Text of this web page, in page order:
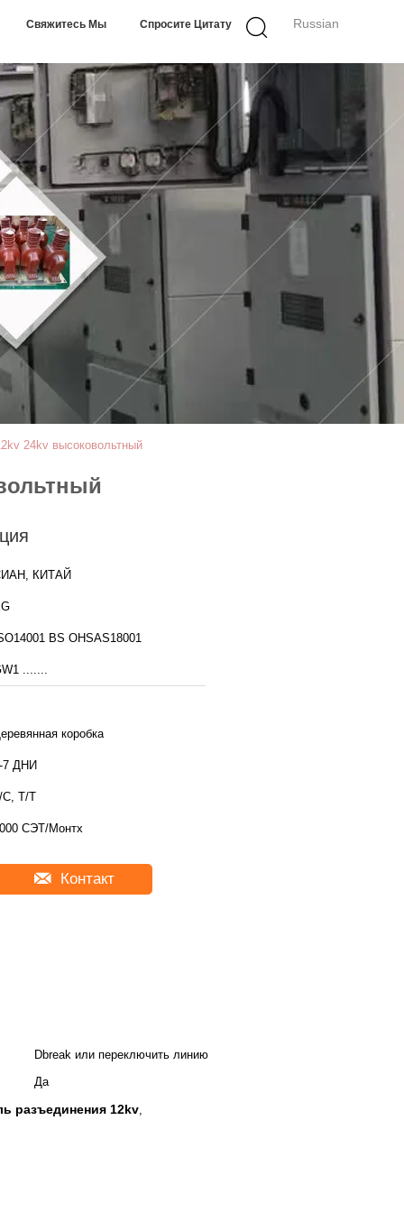
Russian
Свяжитесь Мы Спросите Цитату
24kv высоковольтный
КИТАЙ
ISO14001 BS OHSAS18001
.......
коробка
7 ДНИ
C, T/T
СЭТ/Монтх
Контакт
Dbreak или переключить линию
Да
разъединения 12kv,